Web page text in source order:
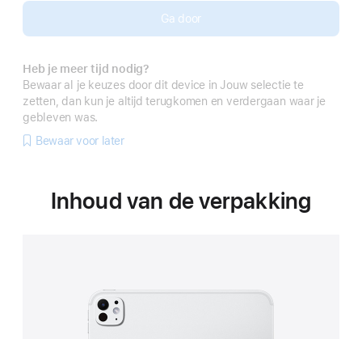
Ga door
Heb je meer tijd nodig?
Bewaar al je keuzes door dit device in Jouw selectie te
zetten, dan kun je altijd terugkomen en verdergaan waar je
gebleven was.
Bewaar voor later
Inhoud van de verpakking